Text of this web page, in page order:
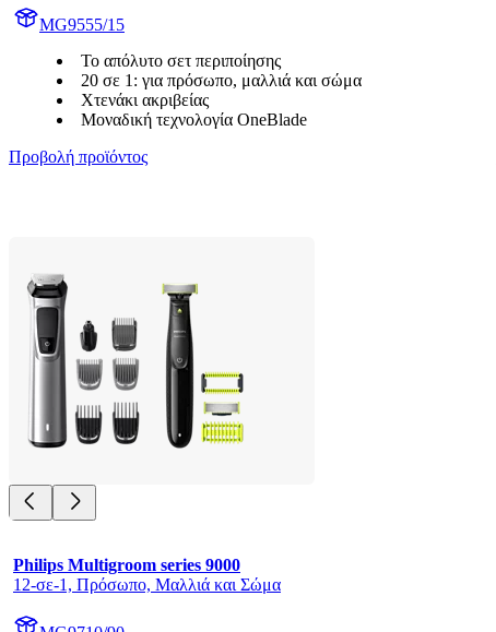
MG9555/15
Το απόλυτο σετ περιποίησης
20 σε 1: για πρόσωπο, μαλλιά και σώμα
Χτενάκι ακριβείας
Μοναδική τεχνολογία OneBlade
Προβολή προϊόντος
Philips Multigroom series 9000
12-σε-1, Πρόσωπο, Μαλλιά και Σώμα